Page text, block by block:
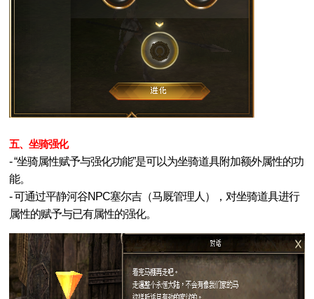
五、坐骑强化
- “坐骑属性赋予与强化功能”是可以为坐骑道具附加额外属性的功
能。
- 可通过平静河谷NPC塞尔吉（马厩管理人），对坐骑道具进行
属性的赋予与已有属性的强化。